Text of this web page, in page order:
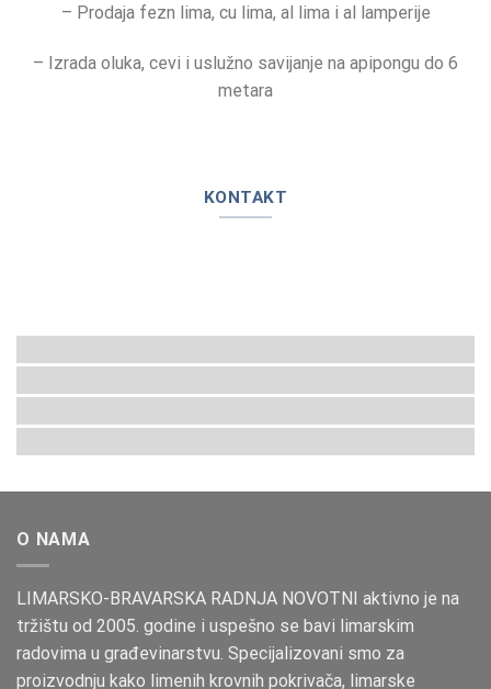
– Prodaja fezn lima, cu lima, al lima i al lamperije
– Izrada oluka, cevi i uslužno savijanje na apipongu do 6
metara
KONTAKT
O NAMA
LIMARSKO-BRAVARSKA RADNJA NOVOTNI aktivno je na
tržištu od 2005. godine i uspešno se bavi limarskim
radovima u građevinarstvu. Specijalizovani smo za
proizvodnju kako limenih krovnih pokrivača, limarske